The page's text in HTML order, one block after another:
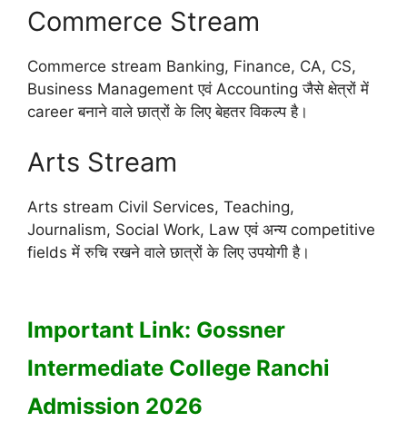
Commerce Stream
Commerce stream Banking, Finance, CA, CS,
Business Management एवं Accounting जैसे क्षेत्रों में
career बनाने वाले छात्रों के लिए बेहतर विकल्प है।
Arts Stream
Arts stream Civil Services, Teaching,
Journalism, Social Work, Law एवं अन्य competitive
fields में रुचि रखने वाले छात्रों के लिए उपयोगी है।
Important Link: Gossner
Intermediate College Ranchi
Admission 2026